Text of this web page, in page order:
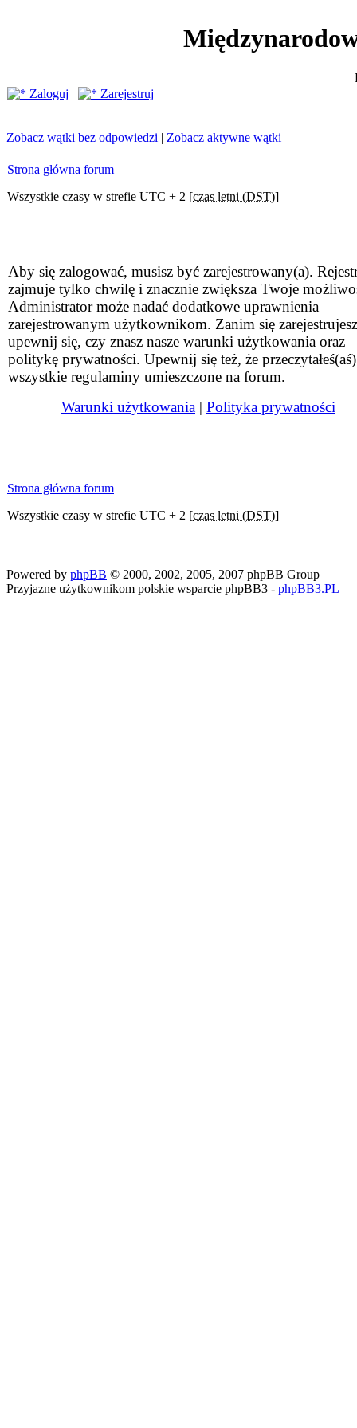
Zaloguj
Zarejestruj
Zobacz wątki bez odpowiedzi | Zobacz aktywne wątki
Strona główna forum
Wszystkie czasy w strefie UTC + 2 [czas letni (DST)]
Aby się zalogować, musisz być zarejestrowany(a).
zajmuje tylko chwilę i znacznie zwiększa Twoje
Administrator może nadać dodatkowe uprawnienia
zarejestrowanym użytkownikom. Zanim się
upewnij się, czy znasz nasze warunki użytkowania oraz
politykę prywatności. Upewnij się też, że przeczytałeś(aś)
wszystkie regulaminy umieszczone na forum.
Warunki użytkowania | Polityka prywatności
Strona główna forum
Wszystkie czasy w strefie UTC + 2 [czas letni (DST)]
Powered by phpBB © 2000, 2002, 2005, 2007 phpBB Group
Przyjazne użytkownikom polskie wsparcie phpBB3 - phpBB3.PL